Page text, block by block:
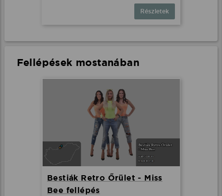
Részletek
Fellépések mostanában
Bestiák Retro Őrület - Miss
Bee fellépés